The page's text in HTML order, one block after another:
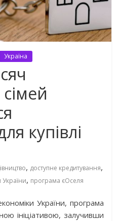
Україна
купівлі
, доступне кредитування,
, програма єОселя
України, програма
ініціативою, залучивши